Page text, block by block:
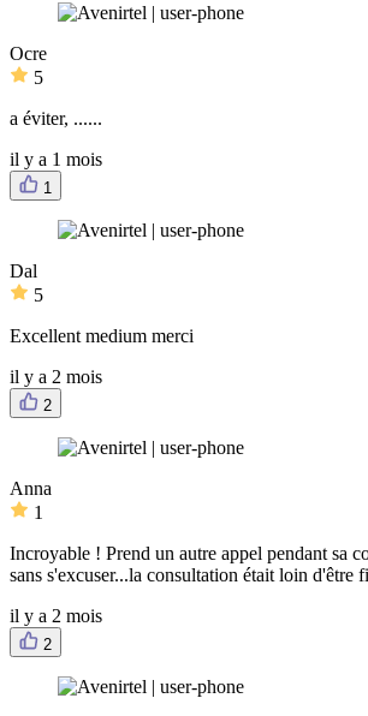
Ocre
5
a éviter, ......
il y a 1 mois
1
Dal
5
Excellent medium merci
il y a 2 mois
2
Anna
1
Incroyable ! Prend un autre appel pendant sa
sans s'excuser...la consultation était loin d'être
il y a 2 mois
2